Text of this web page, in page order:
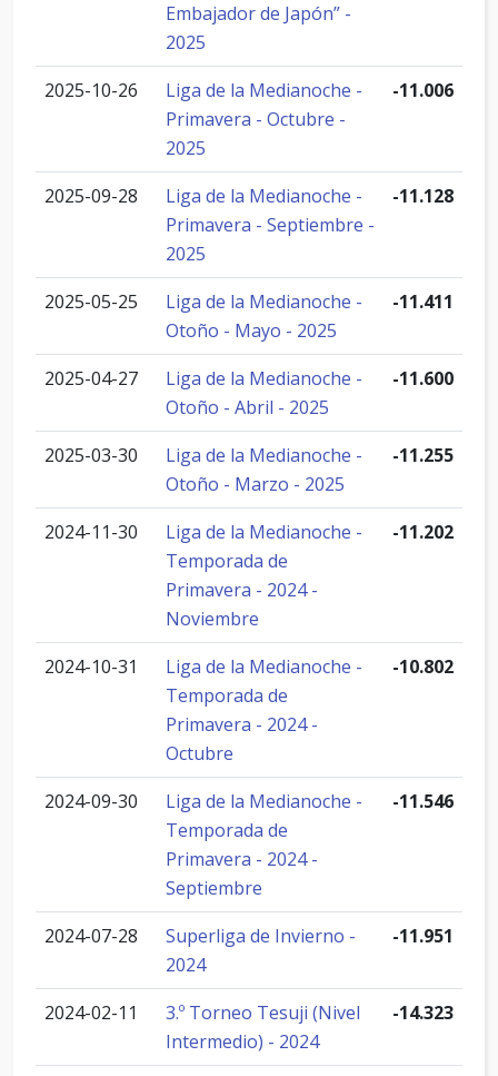
Embajador de Japón” -
2025
2025-10-26
Liga de la Medianoche -
Primavera - Octubre -
2025
-11.006
2025-09-28
Liga de la Medianoche -
Primavera - Septiembre -
2025
-11.128
2025-05-25
Liga de la Medianoche -
Otoño - Mayo - 2025
-11.411
2025-04-27
Liga de la Medianoche -
Otoño - Abril - 2025
-11.600
2025-03-30
Liga de la Medianoche -
Otoño - Marzo - 2025
-11.255
2024-11-30
Liga de la Medianoche -
Temporada de
Primavera - 2024 -
Noviembre
-11.202
2024-10-31
Liga de la Medianoche -
Temporada de
Primavera - 2024 -
Octubre
-10.802
2024-09-30
Liga de la Medianoche -
Temporada de
Primavera - 2024 -
Septiembre
-11.546
2024-07-28
Superliga de Invierno -
2024
-11.951
2024-02-11
3.º Torneo Tesuji (Nivel
Intermedio) - 2024
-14.323